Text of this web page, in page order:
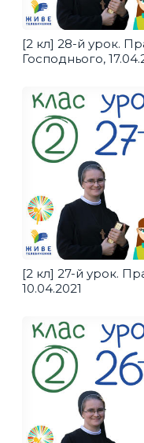
[2 кл] 28-й урок.
Господнього,
[2 кл] 27-й урок.
10.04.2021